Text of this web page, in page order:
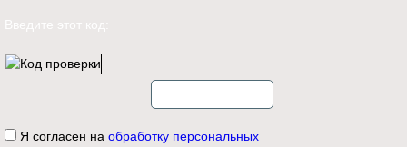
Введите этот код:
Я согласен на обработку персональных